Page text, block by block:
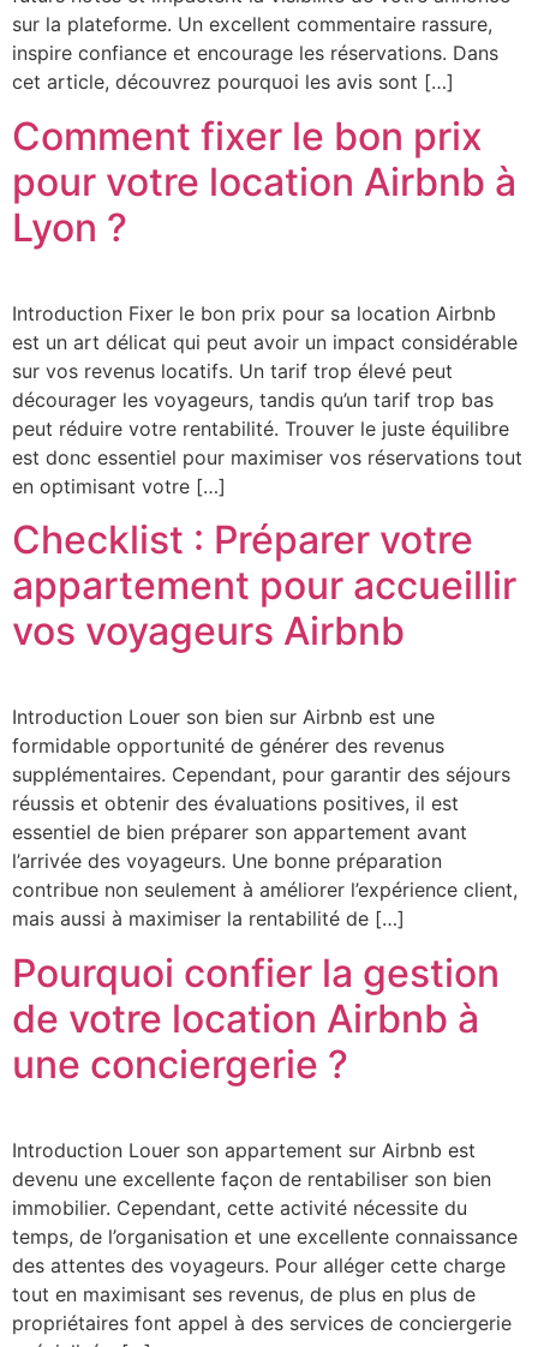
sur la plateforme. Un excellent commentaire rassure,
inspire confiance et encourage les réservations. Dans
cet article, découvrez pourquoi les avis sont […]
Comment fixer le bon prix
pour votre location Airbnb à
Lyon ?
Introduction Fixer le bon prix pour sa location Airbnb
est un art délicat qui peut avoir un impact considérable
sur vos revenus locatifs. Un tarif trop élevé peut
décourager les voyageurs, tandis qu’un tarif trop bas
peut réduire votre rentabilité. Trouver le juste équilibre
est donc essentiel pour maximiser vos réservations tout
en optimisant votre […]
Checklist : Préparer votre
appartement pour accueillir
vos voyageurs Airbnb
Introduction Louer son bien sur Airbnb est une
formidable opportunité de générer des revenus
supplémentaires. Cependant, pour garantir des séjours
réussis et obtenir des évaluations positives, il est
essentiel de bien préparer son appartement avant
l’arrivée des voyageurs. Une bonne préparation
contribue non seulement à améliorer l’expérience client,
mais aussi à maximiser la rentabilité de […]
Pourquoi confier la gestion
de votre location Airbnb à
une conciergerie ?
Introduction Louer son appartement sur Airbnb est
devenu une excellente façon de rentabiliser son bien
immobilier. Cependant, cette activité nécessite du
temps, de l’organisation et une excellente connaissance
des attentes des voyageurs. Pour alléger cette charge
tout en maximisant ses revenus, de plus en plus de
propriétaires font appel à des services de conciergerie